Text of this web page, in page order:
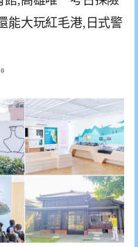
能大玩紅毛港,日式警
0